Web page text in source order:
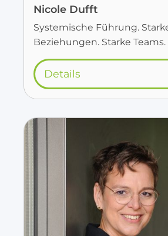
Nicole Dufft
Systemische Führung.
Beziehungen. Starke Teams.
Details